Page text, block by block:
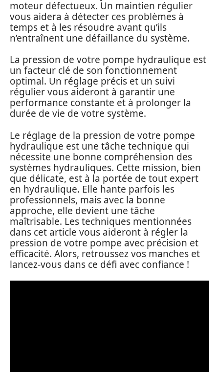
moteur défectueux. Un maintien régulier
vous aidera à détecter ces problèmes à
temps et à les résoudre avant qu’ils
n’entraînent une défaillance du système.
La pression de votre pompe hydraulique est
un facteur clé de son fonctionnement
optimal. Un réglage précis et un suivi
régulier vous aideront à garantir une
performance constante et à prolonger la
durée de vie de votre système.
Le réglage de la pression de votre pompe
hydraulique est une tâche technique qui
nécessite une bonne compréhension des
systèmes hydrauliques. Cette mission, bien
que délicate, est à la portée de tout expert
en hydraulique. Elle hante parfois les
professionnels, mais avec la bonne
approche, elle devient une tâche
maîtrisable. Les techniques mentionnées
dans cet article vous aideront à régler la
pression de votre pompe avec précision et
efficacité. Alors, retroussez vos manches et
lancez-vous dans ce défi avec confiance !